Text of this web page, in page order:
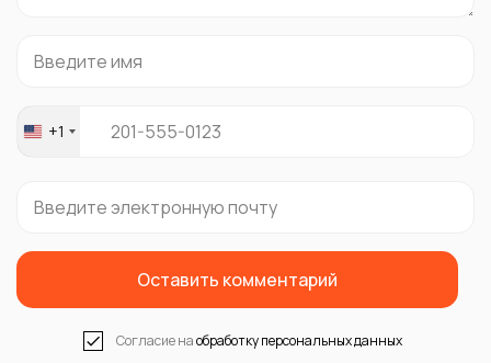
United
+1
Оставить комментарий
Согласие наобработку персональных данных